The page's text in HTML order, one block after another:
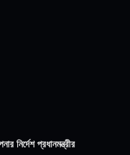
নির্দেশ প্রধানমন্ত্রীর